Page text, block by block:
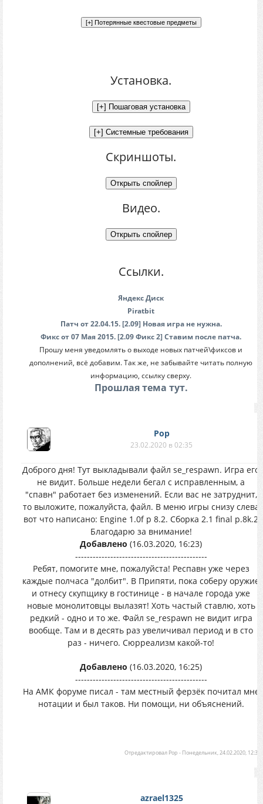
Установка.
Скриншоты.
Видео.
Ссылки.
Яндекс Диск
Piratbit
Патч от 22.04.15. [2.09] Новая игра не нужна.
Фикс от 07 Мая 2015. [2.09 Фикс 2] Ставим после патча.
Прошу меня уведомлять о выходе новых патчей\фиксов и
дополнений, всё добавим. Так же, не забывайте читать полную
информацию, ссылку сверху.
Прошлая тема тут.
Pop
23.02.2020 в 02:35
Доброго дня! Тут выкладывали файл se_respawn. Игра его
не видит. Больше недели бегал с исправленным, а
"спавн" работает без изменений. Если вас не затруднит,
то выложите, пожалуйста, файл. В меню игры снизу слева
вот что написано: Engine 1.0f p 8.2. Сборка 2.1 final p.8k.2
Благодарю за внимание!
Добавлено (16.03.2020, 16:23)
---------------------------------------------
Ребят, помогите мне, пожалуйста! Респавн уже через
каждые полчаса "долбит". В Припяти, пока соберу оружие
и отнесу скупщику в гостинице - в начале города уже
новые монолитовцы вылазят! Хоть частый ставлю, хоть
редкий - одно и то же. Файл se_respawn не видит игра
вообще. Там и в десять раз увеличивал период и в сто
раз - ничего. Сюрреализм какой-то!
Добавлено (16.03.2020, 16:25)
---------------------------------------------
На АМК форуме писал - там местный ферзёк почитал мне
нотации и был таков. Ни помощи, ни объяснений.
Отредактировал Pop - Понедельник, 24.02.2020, 12:33
azrael1325